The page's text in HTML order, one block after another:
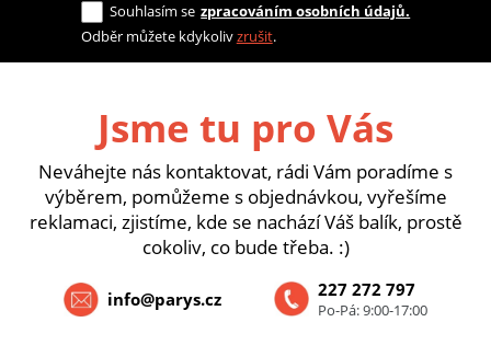
Souhlasím se zpracováním osobních údajů.
Odběr můžete kdykolivzrušit.
Jsme tu pro Vás
Neváhejte nás kontaktovat, rádi Vám poradíme s
výběrem, pomůžeme s objednávkou, vyřešíme
reklamaci, zjistíme, kde se nachází Váš balík, prostě
cokoliv, co bude třeba. :)
227 272 797
Po-Pá: 9:00-17:00
info@parys.cz